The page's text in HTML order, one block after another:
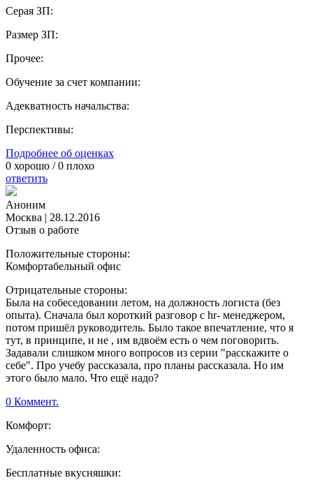
Серая ЗП:
Размер ЗП:
Прочее:
Обучение за счет компании:
Адекватность начальства:
Перспективы:
Подробнее об оценках
0 хорошо /0 плохо
ответить
Аноним
Москва | 28.12.2016
Отзыв о работе
Положительные стороны:
Комфортабельный офис
Отрицательные стороны:
Была на собеседовании летом, на должность логиста (без
опыта). Сначала был короткий разговор с hr- менеджером,
потом пришёл руководитель. Было такое впечатление, что я
тут, в принципе, и не , им вдвоём есть о чем поговорить.
Задавали слишком много вопросов из серии "расскажите о
себе". Про учебу рассказала, про планы рассказала. Но им
этого было мало. Что ещё надо?
0 Коммент.
Комфорт:
Удаленность офиса:
Бесплатные вкусняшки: